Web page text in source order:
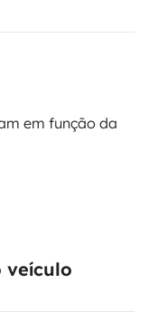
em função da
veículo